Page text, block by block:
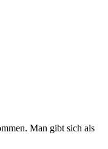
Man gibt sich als